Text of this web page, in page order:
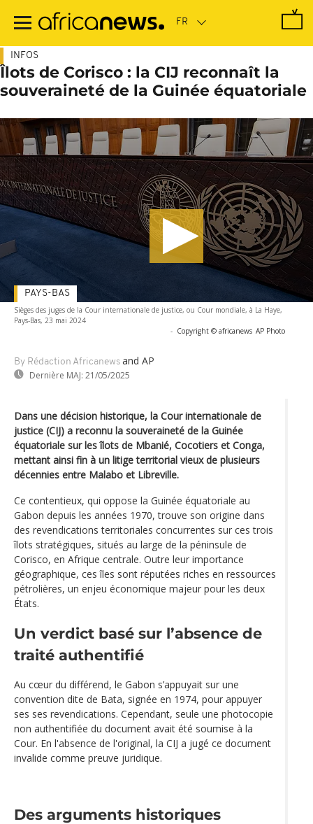
contenu
INFOS
Îlots de Corisco : la CIJ reconnaît la
souveraineté de la Guinée équatoriale
Sièges des juges de la Cour internationale de justice, ou Cour mondiale, à La Haye,
Pays-Bas, 23 mai 2024
- Copyright © africanews AP Photo
By Rédaction Africanews and AP
Dernière MAJ: 21/05/2025
PAYS-BAS
Dans une décision historique, la Cour internationale de
justice (CIJ) a reconnu la souveraineté de la Guinée
équatoriale sur les îlots de Mbanié, Cocotiers et Conga,
mettant ainsi fin à un litige territorial vieux de plusieurs
décennies entre Malabo et Libreville.
Ce contentieux, qui oppose la Guinée équatoriale au
Gabon depuis les années 1970, trouve son origine dans
des revendications territoriales concurrentes sur ces trois
îlots stratégiques, situés au large de la péninsule de
Corisco, en Afrique centrale. Outre leur importance
géographique, ces îles sont réputées riches en ressources
pétrolières, un enjeu économique majeur pour les deux
États.
Un verdict basé sur l’absence de
traité authentifié
Au cœur du différend, le Gabon s’appuyait sur une
convention dite de Bata, signée en 1974, pour appuyer
ses ses revendications. Cependant, seule une photocopie
non authentifiée du document avait été soumise à la
Cour. En l'absence de l'original, la CIJ a jugé ce document
invalide comme preuve juridique.
Des arguments historiques